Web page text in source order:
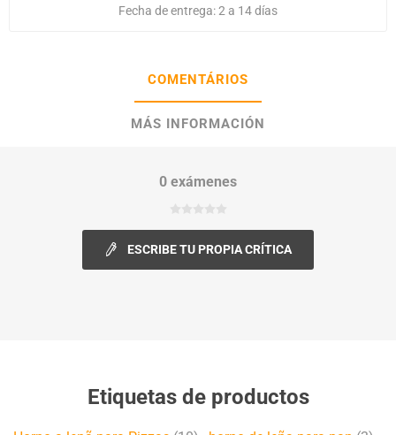
Fecha de entrega:2 a 14 días
COMENTÁRIOS
MÁS INFORMACIÓN
0 exámenes
ESCRIBE TU PROPIA CRÍTICA
Etiquetas de productos